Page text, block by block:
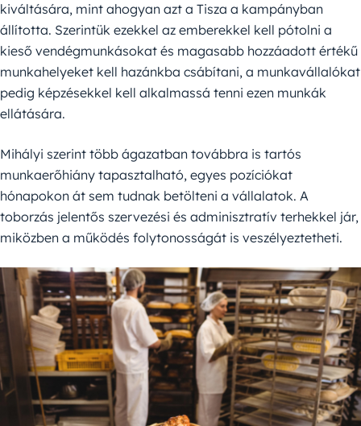
kiváltására, mint ahogyan azt a Tisza a kampányban
állította. Szerintük ezekkel az emberekkel kell pótolni a
kieső vendégmunkásokat és magasabb hozzáadott értékű
munkahelyeket kell hazánkba csábítani, a munkavállalókat
pedig képzésekkel kell alkalmassá tenni ezen munkák
ellátására.
Mihályi szerint több ágazatban továbbra is tartós
munkaerőhiány tapasztalható, egyes pozíciókat
hónapokon át sem tudnak betölteni a vállalatok. A
toborzás jelentős szervezési és adminisztratív terhekkel jár,
miközben a működés folytonosságát is veszélyeztetheti.